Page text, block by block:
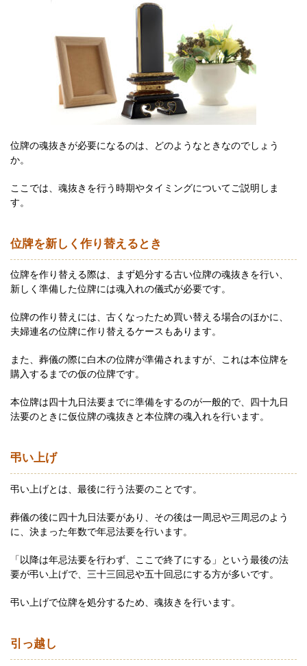
位牌の魂抜きが必要になるのは、どのようなときなのでしょう
か。
ここでは、魂抜きを行う時期やタイミングについてご説明しま
す。
位牌を新しく作り替えるとき
位牌を作り替える際は、まず処分する古い位牌の魂抜きを行い、
新しく準備した位牌には魂入れの儀式が必要です。
位牌の作り替えには、古くなったため買い替える場合のほかに、
夫婦連名の位牌に作り替えるケースもあります。
また、葬儀の際に白木の位牌が準備されますが、これは本位牌を
購入するまでの仮の位牌です。
本位牌は四十九日法要までに準備をするのが一般的で、四十九日
法要のときに仮位牌の魂抜きと本位牌の魂入れを行います。
弔い上げ
弔い上げとは、最後に行う法要のことです。
葬儀の後に四十九日法要があり、その後は一周忌や三周忌のよう
に、決まった年数で年忌法要を行います。
「以降は年忌法要を行わず、ここで終了にする」という最後の法
要が弔い上げで、三十三回忌や五十回忌にする方が多いです。
弔い上げで位牌を処分するため、魂抜きを行います。
引っ越し